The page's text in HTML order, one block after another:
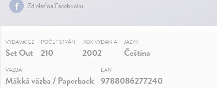
Zdielať na Facebooku
VYDAVATEĽ
Set Out
POČET STRÁN
210
ROK VYDANIA
2002
JAZYK
Čeština
VÄZBA
Mäkká väzba / Paperback
EAN
9788086277240